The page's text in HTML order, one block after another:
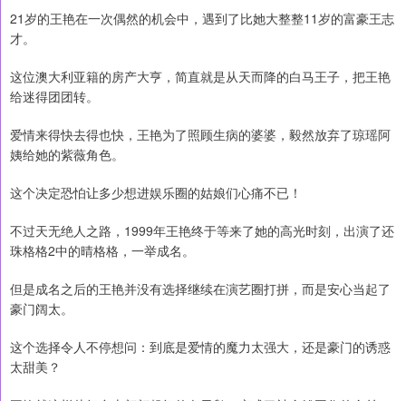
21岁的王艳在一次偶然的机会中，遇到了比她大整整11岁的富豪王志
才。
这位澳大利亚籍的房产大亨，简直就是从天而降的白马王子，把王艳
给迷得团团转。
爱情来得快去得也快，王艳为了照顾生病的婆婆，毅然放弃了琼瑶阿
姨给她的紫薇角色。
这个决定恐怕让多少想进娱乐圈的姑娘们心痛不已！
不过天无绝人之路，1999年王艳终于等来了她的高光时刻，出演了还
珠格格2中的晴格格，一举成名。
但是成名之后的王艳并没有选择继续在演艺圈打拼，而是安心当起了
豪门阔太。
这个选择令人不停想问：到底是爱情的魔力太强大，还是豪门的诱惑
太甜美？